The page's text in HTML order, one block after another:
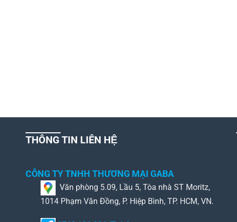
THÔNG TIN LIÊN HỆ
CÔNG TY TNHH THƯƠNG MẠI GABA
Văn phòng 5.09, Lầu 5, Tòa nhà ST Moritz,
1014 Phạm Văn Đồng, P. Hiệp Bình, TP. HCM, VN.